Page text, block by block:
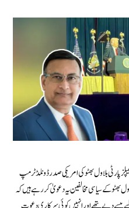
پارٹی بلاول بھٹو کی امریکی صدر ڈونلڈ ٹرمپ
کے سیاسی مخالفین یہ دعویٰ کررہے ہیں کہ